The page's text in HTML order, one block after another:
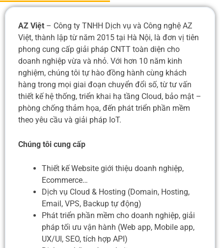
AZ Việt – Công ty TNHH Dịch vụ và Công nghệ AZ
Việt, thành lập từ năm 2015 tại Hà Nội, là đơn vị tiên
phong cung cấp giải pháp CNTT toàn diện cho
doanh nghiệp vừa và nhỏ. Với hơn 10 năm kinh
nghiệm, chúng tôi tự hào đồng hành cùng khách
hàng trong mọi giai đoạn chuyển đổi số, từ tư vấn
thiết kế hệ thống, triển khai hạ tầng Cloud, bảo mật –
phòng chống thảm họa, đến phát triển phần mềm
theo yêu cầu và giải pháp IoT.
Chúng tôi cung cấp
Thiết kế Website giới thiệu doanh nghiệp,
Ecommerce…
Dịch vụ Cloud & Hosting (Domain, Hosting,
Email, VPS, Backup tự động)
Phát triển phần mềm cho doanh nghiệp, giải
pháp tối ưu vận hành (Web app, Mobile app,
UX/UI, SEO, tích hợp API)